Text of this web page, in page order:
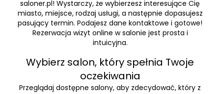
saloner.pl! Wystarczy, że wybierzesz interesujące Cię
miasto, miejsce, rodzaj usługi, a następnie dopasujesz
pasujący termin. Podajesz dane kontaktowe i gotowe!
Rezerwacja wizyt online w salonie jest prosta i
intuicyjna.
Wybierz salon, który spełnia Twoje
oczekiwania
Przeglądaj dostępne salony, aby zdecydować, który z